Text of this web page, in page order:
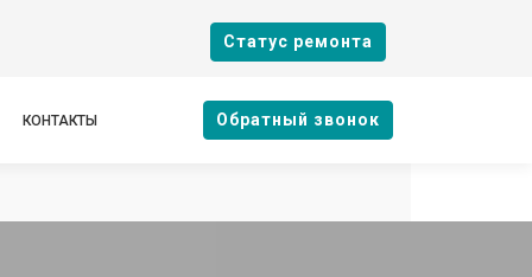
Cтатус ремонта
КОНТАКТЫ Oбратный звонок